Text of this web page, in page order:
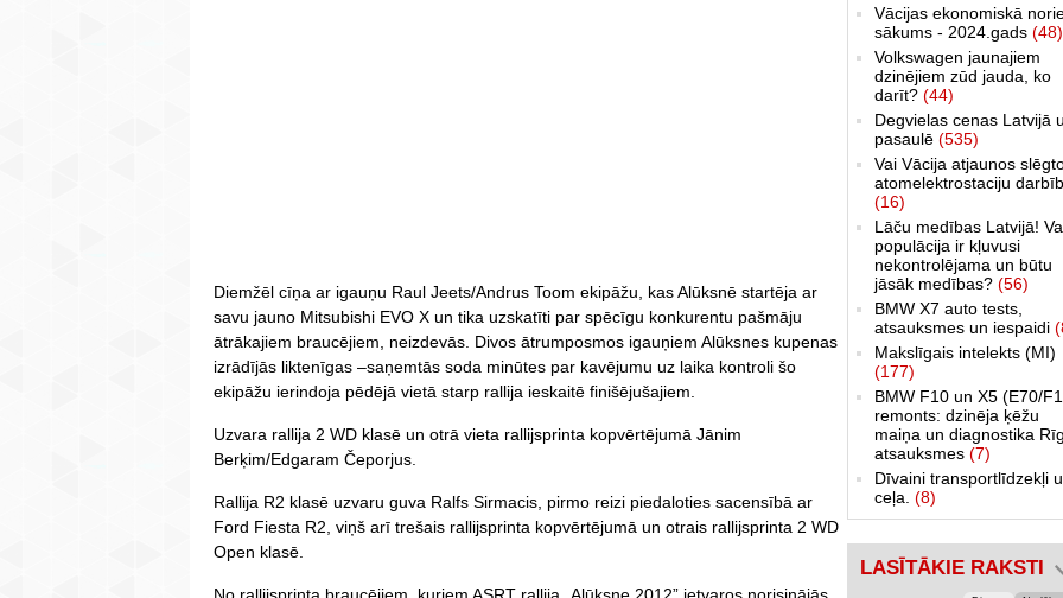
Diemžēl cīņa ar igauņu Raul Jeets/Andrus Toom ekipāžu, kas Alūksnē startēja ar
savu jauno Mitsubishi EVO X un tika uzskatīti par spēcīgu konkurentu pašmāju
ātrākajiem braucējiem, neizdevās. Divos ātrumposmos igauņiem Alūksnes kupenas
izrādījās liktenīgas –saņemtās soda minūtes par kavējumu uz laika kontroli šo
ekipāžu ierindoja pēdējā vietā starp rallija ieskaitē finišējušajiem.
Uzvara rallija 2 WD klasē un otrā vieta rallijsprinta kopvērtējumā Jānim
Berķim/Edgaram Čeporjus.
Rallija R2 klasē uzvaru guva Ralfs Sirmacis, pirmo reizi piedaloties sacensībā ar
Ford Fiesta R2, viņš arī trešais rallijsprinta kopvērtējumā un otrais rallijsprinta 2 WD
Open klasē.
No rallijsprinta braucējiem, kuriem ASRT rallija „Alūksne 2012” ietvaros norisinājās
Vācijas ekonomiskā
sākums - 2024.gads (48)
Volkswagen jaunajiem
dzinējiem zūd jauda, ko
darīt? (44)
Degvielas cenas Latvijā
pasaulē (535)
Vai Vācija atjaunos
atomelektrostaciju
(16)
Lāču medības Latvijā!
populācija ir kļuvusi
nekontrolējama un būtu
jāsāk medības? (56)
BMW X7 auto tests,
atsauksmes un iespaidi
Makslīgais intelekts (MI)
(177)
BMW F10 un X5 (E70/
remonts: dzinēja ķēžu
maiņa un diagnostika
atsauksmes (7)
Dīvaini transportlīdzekļi
ceļa. (8)
LASĪTĀKIE RAKSTI